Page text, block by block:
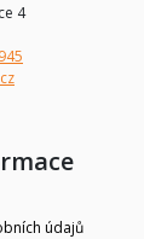
4
údajů